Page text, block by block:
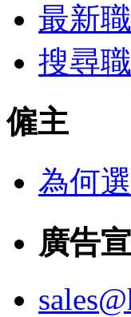
最新
搜尋
僱主
為何
廣告